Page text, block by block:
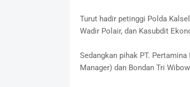
Turut hadir petinggi Polda
Wadir Polair, dan Kasubdit
Sedangkan pihak PT.
Manager) dan Bondan Tri